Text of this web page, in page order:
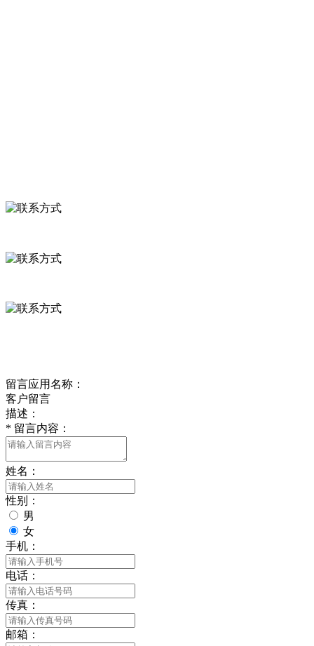
留言应用名称：
客户留言
描述：
* 留言内容：
姓名：
性别：
男
女
手机：
电话：
传真：
邮箱：